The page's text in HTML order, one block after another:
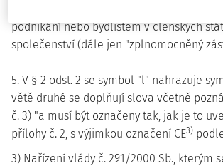
podnikání nebo bydlištěm v členských
společenství (dále jen "zplnomocněný
5. V § 2 odst. 2 se symbol "l" nahrazuje
větě druhé se doplňují slova včetně
č. 3) "a musí být označeny tak, jak je to
přílohy č. 2, s výjimkou označení CE3)
3) Nařízení vlády č. 291/2000 Sb., kterým